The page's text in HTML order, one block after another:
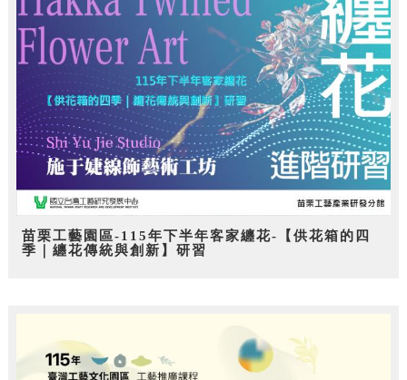
苗栗工藝園區-115年下半年客家纏花-【供花箱的四
季｜纏花傳統與創新】研習